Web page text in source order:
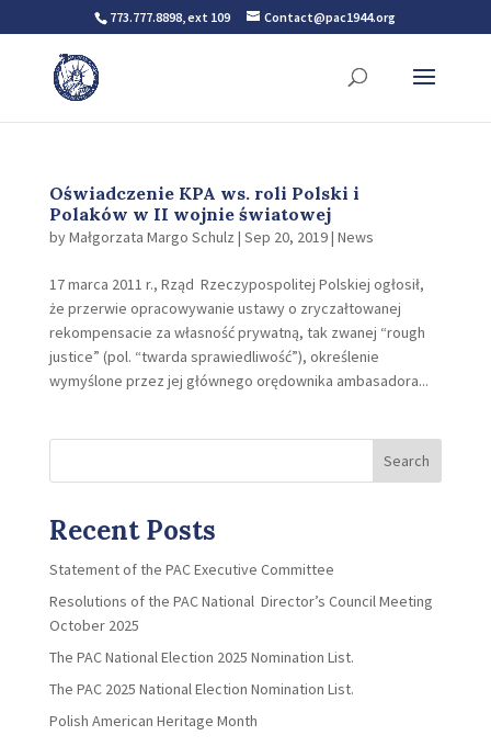
773.777.8898, ext 109 Contact@pac1944.org
Oświadczenie KPA ws. roli Polski i
Polaków w II wojnie światowej
byMałgorzata Margo Schulz | Sep 20, 2019| News
17 marca 2011 r., Rząd Rzeczypospolitej Polskiej ogłosił,
że przerwie opracowywanie ustawy o zryczałtowanej
rekompensacie za własność prywatną, tak zwanej “rough
justice” (pol. “twarda sprawiedliwość”), określenie
wymyślone przez jej głównego orędownika ambasadora...
Search
Recent Posts
Statement of the PAC Executive Committee
Resolutions of the PAC National Director’s Council Meeting
October 2025
The PAC National Election 2025 Nomination List.
The PAC 2025 National Election Nomination List.
Polish American Heritage Month